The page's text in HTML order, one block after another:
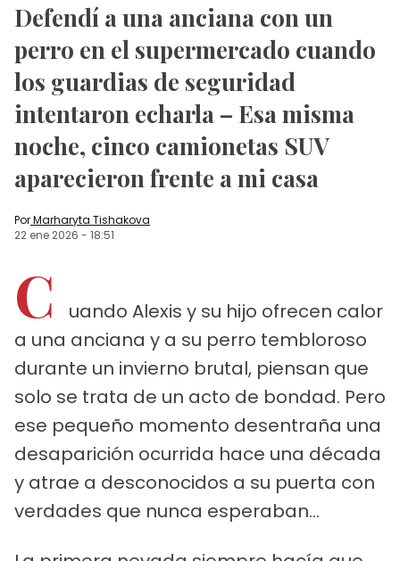
Defendí a una anciana con un
perro en el supermercado cuando
los guardias de seguridad
intentaron echarla – Esa misma
noche, cinco camionetas SUV
aparecieron frente a mi casa
PorMarharyta Tishakova
22 ene 2026 - 18:51
C
uando Alexis y su hijo ofrecen calor
a una anciana y a su perro tembloroso
durante un invierno brutal, piensan que
solo se trata de un acto de bondad. Pero
ese pequeño momento desentraña una
desaparición ocurrida hace una década
y atrae a desconocidos a su puerta con
verdades que nunca esperaban...